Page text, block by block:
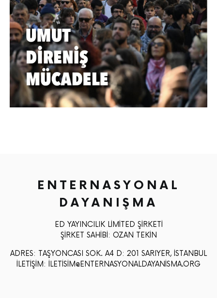
ENTERNASYONAL
DAYANIŞMA
ED YAYINCILIK LIMITED ŞIRKETI
ŞIRKET SAHIBI: OZAN TEKIN
ADRES: TAŞYONCASI SOK. A4 D: 201 SARIYER, İSTANBUL
İLETIŞIM: ILETISIM@ENTERNASYONALDAYANISMA.ORG